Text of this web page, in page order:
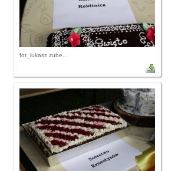
fot_lukasz zube...